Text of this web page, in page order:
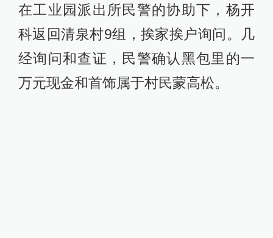
在工业园派出所民警的协助下，杨开
科返回清泉村9组，挨家挨户询问。几
经询问和查证，民警确认黑包里的一
万元现金和首饰属于村民蒙高松。